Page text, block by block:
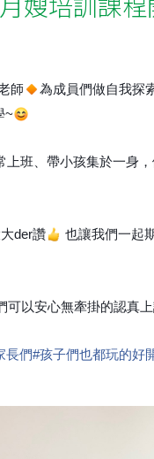
嫂培訓課程
師 🔸為成員們做自我探
~😊
班、帶小孩集於一身
der讚👍 也讓我們一起
可以安心無牽掛的認真
長們#孩子們也都玩的好